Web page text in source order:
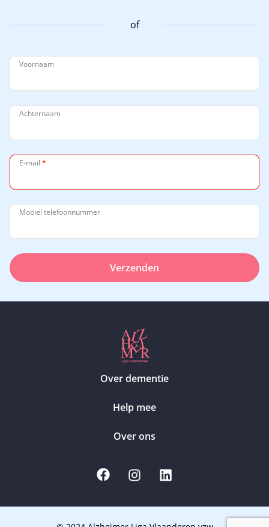
of
Voornaam
Achternaam
E-mail *
Mobiel telefoonnummer
Verzenden
Over dementie
Help mee
Over ons